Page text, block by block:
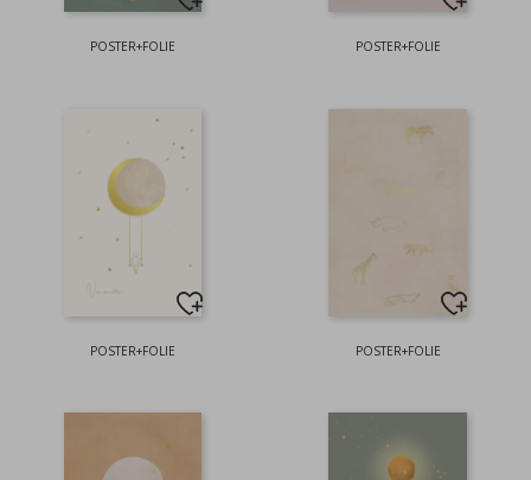
POSTER+FOLIE POSTER+FOLIE
POSTER+FOLIE POSTER+FOLIE